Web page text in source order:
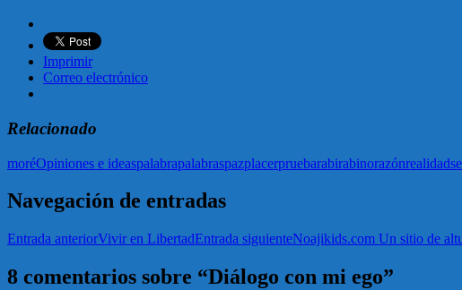
Imprimir
Correo electrónico
Relacionado
moréOpiniones e ideaspalabrapalabraspazplacerpruebarabirabinorazónrealidad
Navegación de entradas
Entrada anteriorVivir en LibertadEntrada siguienteNoajikids.com Un sitio de
8 comentarios sobre “Diálogo con mi ego”